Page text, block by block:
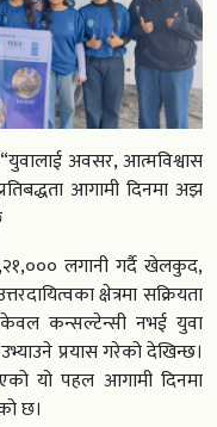
अवसर, आत्मविश्वास
आगामी दिनमा अझ
लगानी गर्दै खेलकुद,
क्षेत्रमा सक्रियता
कन्सल्टेन्सी नभई युवा
प्रयास गरेको देखिन्छ।
यो पहल आगामी दिनमा
छ।